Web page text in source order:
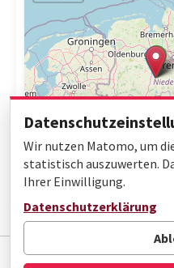
Impressum
Wir nutzen Matomo, um
statistisch auszuwerten.
Ihrer Einwilligung.
Datenschutzerklärung